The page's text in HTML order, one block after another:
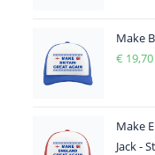
Make
€ 19,70
Make
Jack -